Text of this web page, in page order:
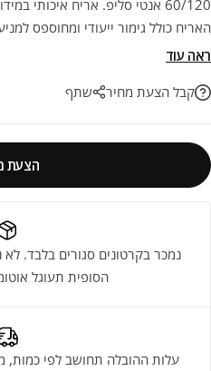
האריח כולל גימור ייעודי ומחוספס
לחיפוי וריצוף חוץ, מרפסות, בריכות
לאורך שנים.
ראה עוד
קבל הצעת מחיר
שתף
הצעת
נמכר בקרטונים סגורים בלבד. לא
הסופית תעוגל
עלות ההובלה תחושב לפי